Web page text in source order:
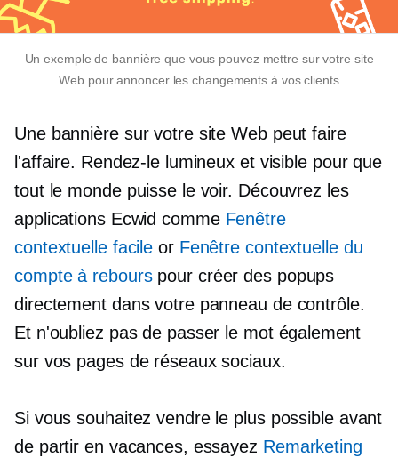
Un exemple de bannière que vous pouvez mettre sur votre site
Web pour annoncer les changements à vos clients
Une bannière sur votre site Web peut faire
l'affaire. Rendez-le lumineux et visible pour que
tout le monde puisse le voir. Découvrez les
applications Ecwid comme Fenêtre
contextuelle facile or Fenêtre contextuelle du
compte à rebourspour créer des popups
directement dans votre panneau de contrôle.
Et n'oubliez pas de passer le mot également
sur vos pages de réseaux sociaux.
Si vous souhaitez vendre le plus possible avant
de partir en vacances, essayez Remarketing